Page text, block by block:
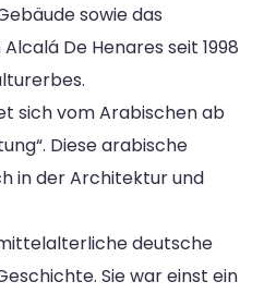
sowie das
De Henares seit 1998
sich vom Arabischen ab
Diese arabische
in der Architektur und
deutsche
Sie war einst ein